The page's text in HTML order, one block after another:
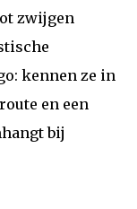
zwijgen
kennen ze in
en een
bij